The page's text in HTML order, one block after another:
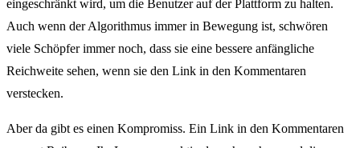
eingeschränkt wird, um die Benutzer auf der Plattform zu halten.
Auch wenn der Algorithmus immer in Bewegung ist, schwören
viele Schöpfer immer noch, dass sie eine bessere anfängliche
Reichweite sehen, wenn sie den Link in den Kommentaren
verstecken.
Aber da gibt es einen Kompromiss. Ein Link in den Kommentaren